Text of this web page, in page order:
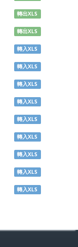
轉出XLS
轉出XLS
轉入XLS
轉入XLS
轉入XLS
轉入XLS
轉入XLS
轉入XLS
轉入XLS
轉入XLS
轉入XLS